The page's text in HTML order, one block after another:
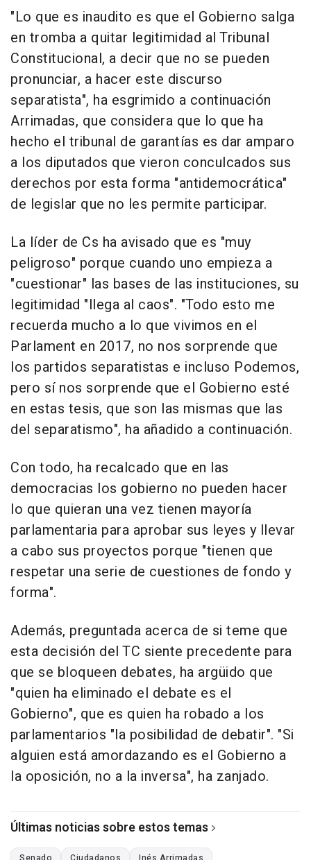
"Lo que es inaudito es que el Gobierno salga
en tromba a quitar legitimidad al Tribunal
Constitucional, a decir que no se pueden
pronunciar, a hacer este discurso
separatista", ha esgrimido a continuación
Arrimadas, que considera que lo que ha
hecho el tribunal de garantías es dar amparo
a los diputados que vieron conculcados sus
derechos por esta forma "antidemocrática"
de legislar que no les permite participar.
La líder de Cs ha avisado que es "muy
peligroso" porque cuando uno empieza a
"cuestionar" las bases de las instituciones, su
legitimidad "llega al caos". "Todo esto me
recuerda mucho a lo que vivimos en el
Parlament en 2017, no nos sorprende que
los partidos separatistas e incluso Podemos,
pero sí nos sorprende que el Gobierno esté
en estas tesis, que son las mismas que las
del separatismo", ha añadido a continuación.
Con todo, ha recalcado que en las
democracias los gobierno no pueden hacer
lo que quieran una vez tienen mayoría
parlamentaria para aprobar sus leyes y llevar
a cabo sus proyectos porque "tienen que
respetar una serie de cuestiones de fondo y
forma".
Además, preguntada acerca de si teme que
esta decisión del TC siente precedente para
que se bloqueen debates, ha argüido que
"quien ha eliminado el debate es el
Gobierno", que es quien ha robado a los
parlamentarios "la posibilidad de debatir". "Si
alguien está amordazando es el Gobierno a
la oposición, no a la inversa", ha zanjado.
Últimas noticias sobre estos temas